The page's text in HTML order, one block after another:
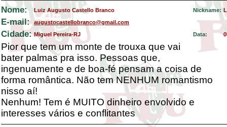
Nome: Luiz Augusto Castello Branco Nickname:
E-mail: augustocastellobranco@gmail.com
Cidade: Miguel Pereira-RJ Data:
Pior que tem um monte de trouxa que vai
bater palmas pra isso. Pessoas que,
ingenuamente e de boa-fé pensam a coisa de
forma romântica. Não tem NENHUM romantismo
nisso aí!
Nenhum! Tem é MUITO dinheiro envolvido e
interesses vários e conflitantes